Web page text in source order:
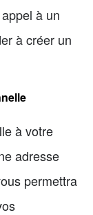
à un
à créer un
à votre
adresse
permettra